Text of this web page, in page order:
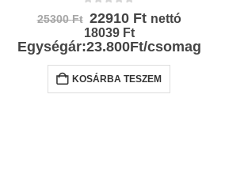
MÁRKÁK,THE WORLD HOT SAUCE AWARDS
25300Ft Original
price
was:
22910 FtCurrent
is:
nettó
18039 Ft
Egységár:23.800Ft/csomag
KOSÁRBA TESZEM